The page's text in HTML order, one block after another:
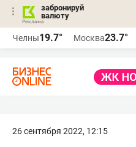
забронируй
валюту
Челны19.7° Москва23.7°
26 сентября 2022, 12:15